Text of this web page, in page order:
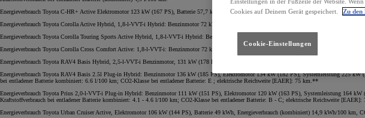
Energieverbrauch Toyota C-HR+ Active Elektromotor 123 kW (167 PS), Batterie 57,7 kWh, Automatik, Energieverbrauch (kombiniert) 13,4
Energieverbrauch Toyota Corolla Active Hybrid, 1,8-l-VVT-i Hybrid: Benzinmotor 72 kW (98 PS) und Elektromotor 70 kW (95 PS),
Energieverbrauch Toyota Corolla Touring Sports Active Hybrid, 1,8-l-VVT-i Hybrid: Benzinmotor 72 kW (98 PS) und Elektromotor 70 kW (95
Energieverbrauch Toyota Corolla Cross Comfort Active: 1,8-l-VVT-i: Benzinmotor 72 kW (98 PS), und Elektromotor, 70 kW (95 PS),
Energieverbrauch Toyota RAV4 Basis Hybrid, 2,5-l-VVT-i Benzinmotor, 131 kW (178 PS), und Elektromotor, 88 kW (120 PS), Systemleistung
Energieverbrauch Toyota RAV4 Basis 2.5l Plug-in Hybrid: Benzinmotor 136 kW (185 PS), Elektromotor 134 kW (182 PS), Systemleistung 225
bei entladener Batterie kombiniert: 6.6 l/100 km; CO2-Klasse bei entladener Batterie: E ; elektrische Reichweite [EAER]: 75 km.**
Energieverbrauch Toyota Prius 2,0-l-VVT-i Plug-in Hybrid: Benzinmotor 111 kW (151 PS), Elektromotor 120 kW (163 PS), Systemleistung 164
Kraftstoffverbrauch bei entladener Batterie kombiniert: 4.1 - 4.6 l/100 km; CO2-Klasse bei entladener Batterie: B - C; elektrische Reichweite
Energieverbrauch Toyota Urban Cruiser Active, Elektromotor 106 kW (144 PS), Batterie 49 kWh, Energieverbrauch (kombiniert) 14,9 kWh/100
Cookies auf Deinem Gerät gespeichert.
Zu den
Cookie-Einstellungen